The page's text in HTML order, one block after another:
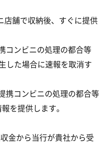
舗で収納後、すぐに提供
コンビニの処理の都合等
した場合に速報を取消す
携コンビニの処理の都合等
を提供します。
金から当行が貴社から受